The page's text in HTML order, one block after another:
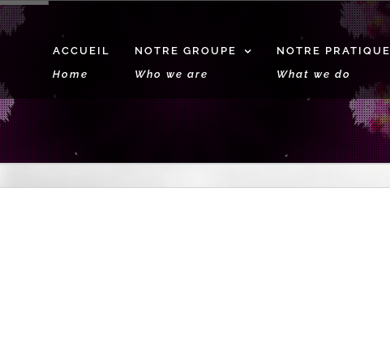
ACCUEIL
Home
NOTRE GROUPE
Who we are
NOTRE PRATIQUE
What we do